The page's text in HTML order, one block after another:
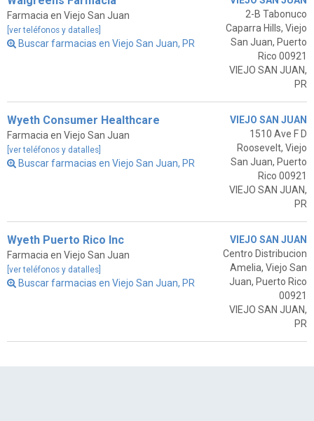
Farmacia en Viejo San Juan
[ver teléfonos y datalles]
Buscar farmacias en Viejo San Juan, PR
2-B Tabonuco
Caparra Hills, Viejo
San Juan, Puerto
Rico 00921
VIEJO SAN JUAN,
PR
Wyeth Consumer Healthcare
Farmacia en Viejo San Juan
[ver teléfonos y datalles]
Buscar farmacias en Viejo San Juan, PR
VIEJO SAN JUAN
1510 Ave F D
Roosevelt, Viejo
San Juan, Puerto
Rico 00921
VIEJO SAN JUAN,
PR
Wyeth Puerto Rico Inc
Farmacia en Viejo San Juan
[ver teléfonos y datalles]
Buscar farmacias en Viejo San Juan, PR
VIEJO SAN JUAN
Centro Distribucion
Amelia, Viejo San
Juan, Puerto Rico
00921
VIEJO SAN JUAN,
PR